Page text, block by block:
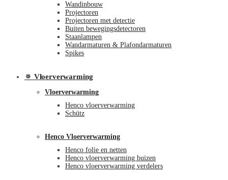
Wandinbouw
Projectoren
Projectoren met detectie
Buiten bewegingsdetectoren
Staanlampen
Wandarmaturen & Plafondarmaturen
Spikes
🔅 Vloerverwarming
Vloerverwarming
Henco vloerverwarming
Schütz
Henco Vloerverwarming
Henco folie en netten
Henco vloerverwarming buizen
Henco vloerverwarming verdelers